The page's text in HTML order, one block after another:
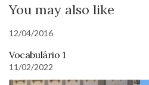
You may also like
12/04/2016
Vocabulário 1
11/02/2022